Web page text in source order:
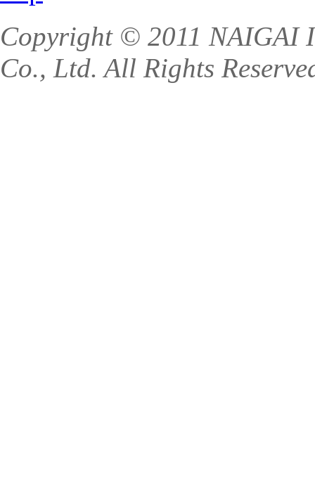
Copyright © 2011 NAIGAI
Co., Ltd. All Rights